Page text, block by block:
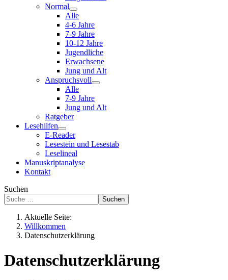
Normal
Alle
4-6 Jahre
7-9 Jahre
10-12 Jahre
Jugendliche
Erwachsene
Jung und Alt
Anspruchsvoll
Alle
7-9 Jahre
Jung und Alt
Ratgeber
Lesehilfen
E-Reader
Lesestein und Lesestab
Leselineal
Manuskriptanalyse
Kontakt
Suchen
Suchen
Aktuelle Seite:
Willkommen
Datenschutzerklärung
Datenschutzerklärung